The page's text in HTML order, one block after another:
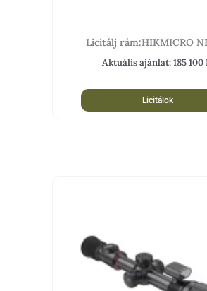
Licitálj rám:HIKMICRO
Aktuális ajánlat:185 100
Licitálok